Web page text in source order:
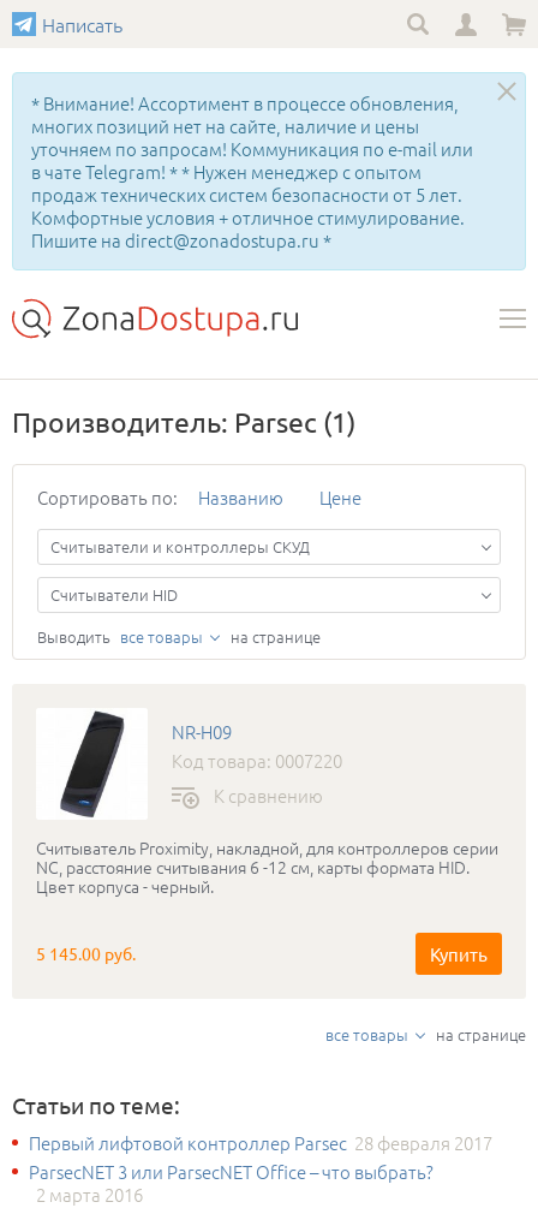
Написать
* Внимание! Ассортимент в процессе обновления,
многих позиций нет на сайте, наличие и цены
уточняем по запросам! Коммуникация по e-mail или
в чате Telegram! * * Нужен менеджер с опытом
продаж технических систем безопасности от 5 лет.
Комфортные условия + отличное стимулирование.
Пишите на direct@zonadostupa.ru *
Производитель: Parsec (1)
Сортировать по: Названию Цене
Считыватели и контроллеры СКУД
Считыватели HID
Выводить все товары на странице
NR-H09
Код товара: 0007220
К сравнению
Считыватель Proximity, накладной, для контроллеров серии
NC, расстояние считывания 6 -12 см, карты формата HID.
Цвет корпуса - черный.
5 145.00 руб. Купить
все товары на странице
Статьи по теме:
Первый лифтовой контроллер Parsec 28 февраля 2017
ParsecNET 3 или ParsecNET Office – что выбрать?
2 марта 2016